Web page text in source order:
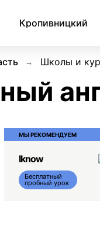
Кропивницкий
Школы и
МЫ РЕКОМЕНДУЕМ
Iknow
Бесплатный
пробный урок